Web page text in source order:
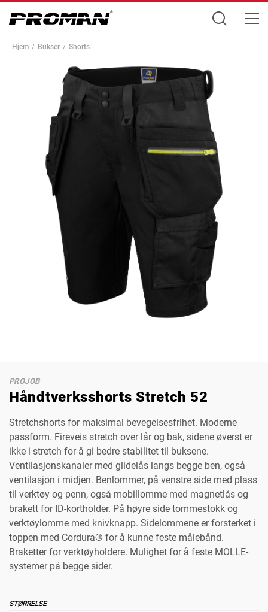
Hjem Bukser Shorts
PROJOB
Håndtverksshorts Stretch 52
Stretchshorts for maksimal bevegelsesfrihet. Moderne
passform. Fireveis stretch over lår og bak, sidene øverst er
ikke i stretch for å gi bedre stabilitet til buksene.
Ventilasjonskanaler med glidelås langs begge ben, også
ventilasjon i midjen. Benlommer, på venstre side med plass
til verktøy og penn, også mobillomme med magnetlås og
brakett for ID-kortholder. På høyre side tommestokk og
verktøylomme med knivknapp. Sidelommene er forsterket i
toppen med Cordura® for å kunne feste målebånd.
Braketter for verktøyholdere. Mulighet for å feste MOLLE-
systemer på begge sider.
STØRRELSE